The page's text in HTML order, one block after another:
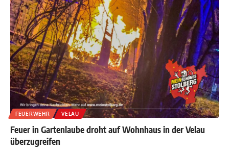
FEUERWEHR VELAU
Feuer in Gartenlaube droht auf Wohnhaus in der Velau
überzugreifen